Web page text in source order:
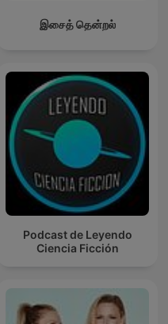
இசைத் தென்றல்
Podcast de Leyendo
Ciencia Ficción